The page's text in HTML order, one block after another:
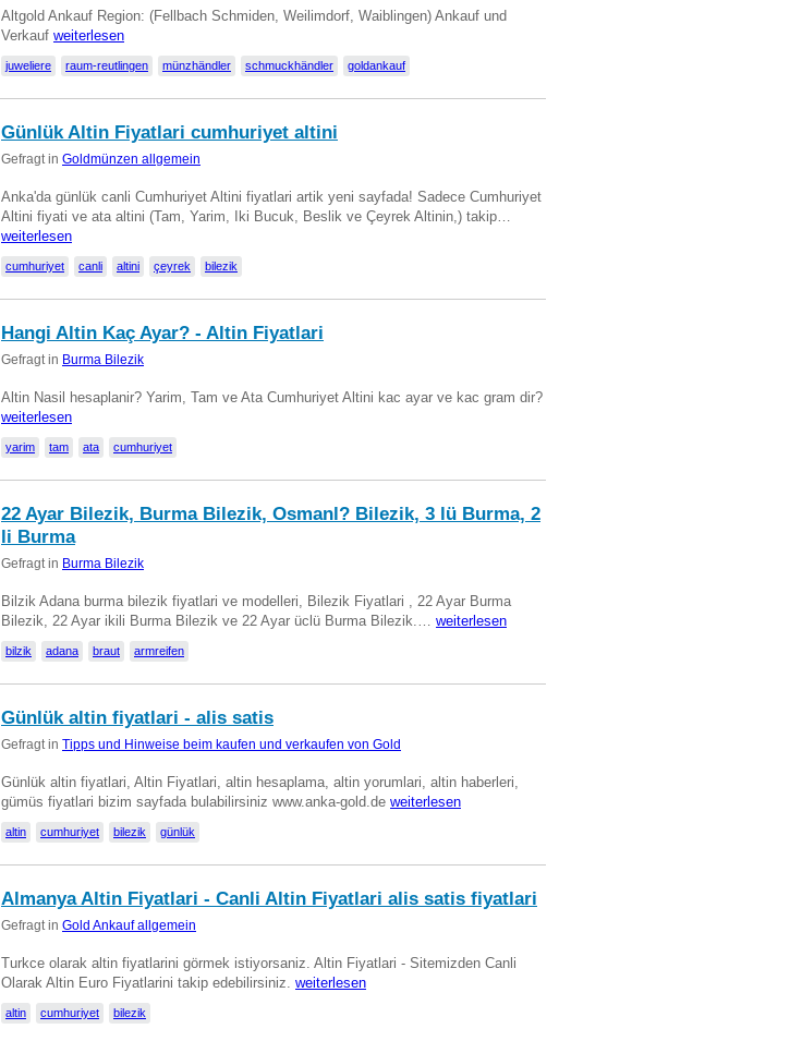
Altgold Ankauf Region: (Fellbach Schmiden, Weilimdorf, Waiblingen) Ankauf und
Verkauf weiterlesen
juweliere raum-reutlingen münzhändler schmuckhändler goldankauf
Günlük Altin Fiyatlari cumhuriyet altini
Gefragt in Goldmünzen allgemein
Anka'da günlük canli Cumhuriyet Altini fiyatlari artik yeni sayfada! Sadece Cumhuriyet
Altini fiyati ve ata altini (Tam, Yarim, Iki Bucuk, Beslik ve Çeyrek Altinin,) takip…
weiterlesen
cumhuriyet canli altini çeyrek bilezik
Hangi Altin Kaç Ayar? - Altin Fiyatlari
Gefragt in Burma Bilezik
Altin Nasil hesaplanir? Yarim, Tam ve Ata Cumhuriyet Altini kac ayar ve kac gram dir?
weiterlesen
yarim tam ata cumhuriyet
22 Ayar Bilezik, Burma Bilezik, Osmanl? Bilezik, 3 lü Burma, 2
li Burma
Gefragt in Burma Bilezik
Bilzik Adana burma bilezik fiyatlari ve modelleri, Bilezik Fiyatlari , 22 Ayar Burma
Bilezik, 22 Ayar ikili Burma Bilezik ve 22 Ayar üclü Burma Bilezik.… weiterlesen
bilzik adana braut armreifen
Günlük altin fiyatlari - alis satis
Gefragt in Tipps und Hinweise beim kaufen und verkaufen von Gold
Günlük altin fiyatlari, Altin Fiyatlari, altin hesaplama, altin yorumlari, altin haberleri,
gümüs fiyatlari bizim sayfada bulabilirsiniz www.anka-gold.de weiterlesen
altin cumhuriyet bilezik günlük
Almanya Altin Fiyatlari - Canli Altin Fiyatlari alis satis fiyatlari
Gefragt in Gold Ankauf allgemein
Turkce olarak altin fiyatlarini görmek istiyorsaniz. Altin Fiyatlari - Sitemizden Canli
Olarak Altin Euro Fiyatlarini takip edebilirsiniz. weiterlesen
altin cumhuriyet bilezik